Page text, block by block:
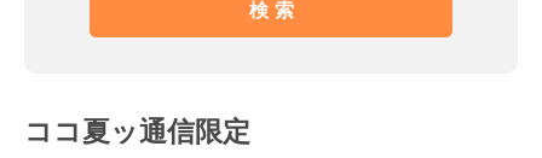
ココ夏ッ通信限定